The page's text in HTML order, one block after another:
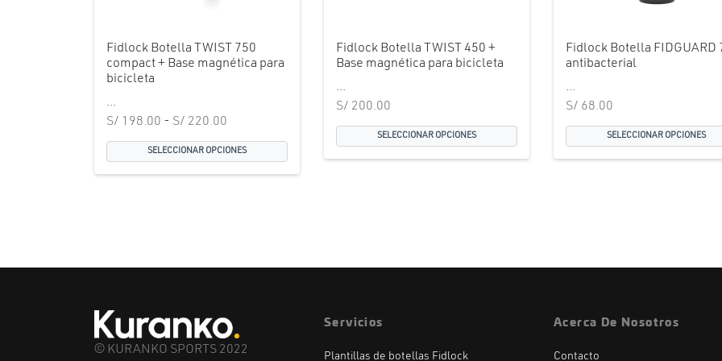
Fidlock Botella TWIST 750
compact + Base magnética para
bicicleta
...
S/ 198.00 - S/ 220.00
precios:
desde
SELECCIONAR OPCIONES
Fidlock Botella TWIST 450 +
Base magnética para bicicleta
...
S/ 200.00
SELECCIONAR OPCIONES
Fidlock Botella FIDGUARD
antibacterial
...
S/ 68.00
SELECCIONAR OPCIONES
© KURANKO SPORTS 2022
Servicios
Plantillas de botellas Fidlock
Acerca De Nosotros
Contacto